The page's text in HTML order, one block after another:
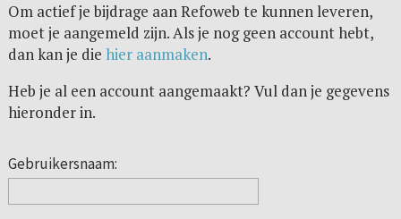
Om actief je bijdrage aan Refoweb te kunnen leveren,
moet je aangemeld zijn. Als je nog geen account hebt,
dan kan je die hier aanmaken.
Heb je al een account aangemaakt? Vul dan je gegevens
hieronder in.
Gebruikersnaam: